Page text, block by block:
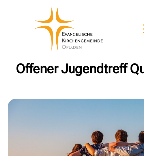
Offener Jugendtreff